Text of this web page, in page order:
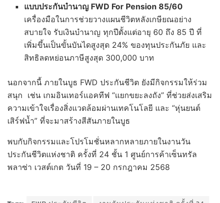
แบบประกันบำนาญ FWD For Pension85/60
เครื่องมือในการช่วยวางแผนชีวิตหลังเกษียณอย่าง
สบายใจ รับเงินบำนาญ ทุกปีตั้งแต่อายุ 60 ถึง 85 ปี ที่
เพิ่มขึ้นเป็นขั้นบันไดสูงสุด 24% ของทุนประกันภัย และ
สิทธิลดหย่อนภาษีสูงสุด 300,000 บาท
นอกจากนี้ ภายในบูธ FWD ประกันชีวิต ยังมีกิจกรรมให้ร่วม
สนุก เช่น เกมอินเทอร์แอคทีฟ “แยกขยะลงถัง” ที่ช่วยส่งเสริม
ความเข้าใจเรื่องสิ่งแวดล้อมผ่านเทคโนโลยี และ “หุ่นยนต์
เสิร์ฟน้ำ” ที่จะมาสร้างสีสันภายในบูธ
พบกับกิจกรรมและโปรโมชั่นหลากหลายภายในงานวัน
ประกันชีวิตแห่งชาติ ครั้งที่ 24 ชั้น 1 ศูนย์การค้าเซ็นทรัล
พลาซ่า เวสต์เกต วันที่ 19 – 20 กรกฎาคม 2568